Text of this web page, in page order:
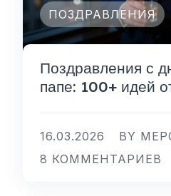
ПОЗДРАВЛЕНИЯ
Поздравления с
папе: 100+ идей
16.03.2026
BY
8 КОММЕНТАРИЕВ